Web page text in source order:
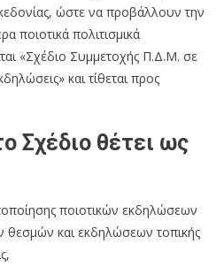
ώστε να προβάλλουν την
ποιοτικά πολιτισμικά
«Σχέδιο Συμμετοχής Π.Δ.Μ. σε
και τίθεται προς
Σχέδιο θέτει ως
ποιοτικών εκδηλώσεων
θεσμών και εκδηλώσεων τοπικής